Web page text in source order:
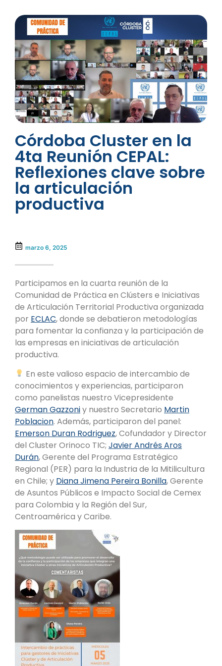
marzo 6, 2025
Participamos en la cuarta reunión de la
Comunidad de Práctica en Clústers e Iniciativas
de Articulación Territorial Productiva organizada
por ECLAC, donde se debatieron metodologías
para fomentar la confianza y la participación de
las empresas en iniciativas de articulación
productiva.
En este valioso espacio de intercambio de
conocimientos y experiencias, participaron
como panelistas nuestro Vicepresidente
German Gazzoniy nuestro Secretario Martin
Poblacion. Además, participaron del panel:
Emerson Duran Rodriguez, Cofundador y Director
del Cluster Orinoco TIC; Javier Andrés Aros
Durán, Gerente del Programa Estratégico
Regional (PER) para la Industria de la Mitilicultura
en Chile; y Diana Jimena Pereira Bonilla, Gerente
de Asuntos Públicos e Impacto Social de Cemex
para Colombia y la Región del Sur,
Centroamérica y Caribe.
Córdoba Cluster en la
4ta Reunión CEPAL:
Reflexiones clave sobre
la articulación
productiva